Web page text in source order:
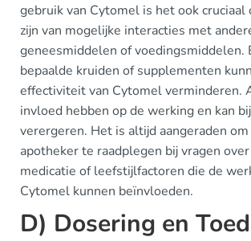
gebruik van Cytomel is het ook
zijn van mogelijke interacties met
geneesmiddelen of voedingsmiddelen.
bepaalde kruiden of supplementen
effectiviteit van Cytomel verminderen.
invloed hebben op de werking en kan
verergeren. Het is altijd aangeraden
apotheker te raadplegen bij vragen
medicatie of leefstijlfactoren die de
Cytomel kunnen beïnvloeden.
D) Dosering en